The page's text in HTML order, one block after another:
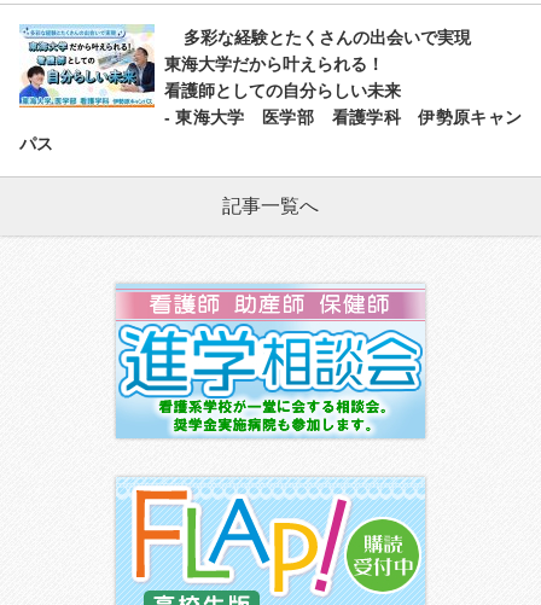
多彩な経験とたくさんの出会いで実現
東海大学だから叶えられる！
看護師としての自分らしい未来
- 東海大学 医学部 看護学科 伊勢原キャン
パス
記事一覧へ